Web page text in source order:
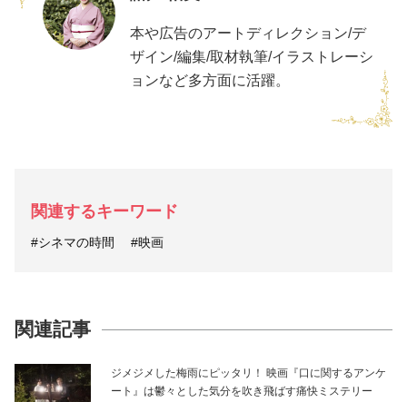
本や広告のアートディレクション/デ
ザイン/編集/取材執筆/イラストレーシ
ョンなど多方面に活躍。
関連するキーワード
#シネマの時間 #映画
関連記事
ジメジメした梅雨にピッタリ！ 映画『口に関するアンケ
ート』は鬱々とした気分を吹き飛ばす痛快ミステリー